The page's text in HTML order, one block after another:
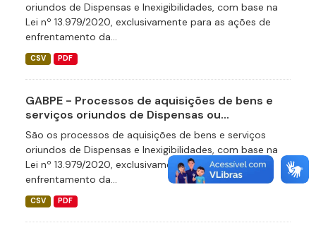
oriundos de Dispensas e Inexigibilidades, com base na
Lei nº 13.979/2020, exclusivamente para as ações de
enfrentamento da...
CSV PDF
GABPE - Processos de aquisições de bens e
serviços oriundos de Dispensas ou...
São os processos de aquisições de bens e serviços
oriundos de Dispensas e Inexigibilidades, com base na
Lei nº 13.979/2020, exclusivamente para as ações de
enfrentamento da...
CSV PDF